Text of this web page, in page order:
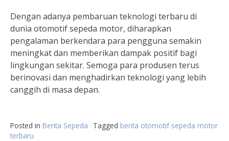
Dengan adanya pembaruan teknologi terbaru di
dunia otomotif sepeda motor, diharapkan
pengalaman berkendara para pengguna semakin
meningkat dan memberikan dampak positif bagi
lingkungan sekitar. Semoga para produsen terus
berinovasi dan menghadirkan teknologi yang lebih
canggih di masa depan.
Posted in Berita Sepeda Tagged berita otomotif sepeda motor
terbaru